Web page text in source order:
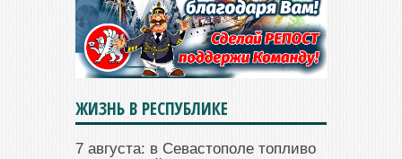
ЖИЗНЬ В РЕСПУБЛИКЕ
7 августа: в Севастополе топливо